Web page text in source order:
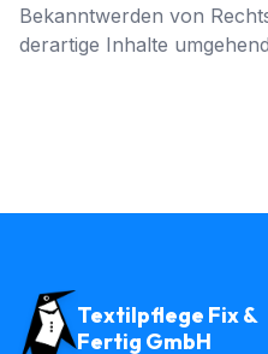
Bekanntwerden von
derartige Inhalte
Textilpflege Fix &
Fertig GmbH